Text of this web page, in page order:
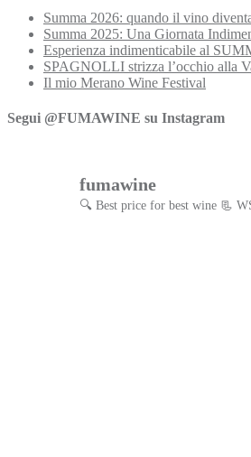
Summa 2026: quando il vino
Summa 2025: Una Giornata
Esperienza indimenticabile al
SPAGNOLLI strizza l’occhio alla
Il mio Merano Wine Festival
Segui @FUMAWINE su Instagram
fumawine
🔍 Best price for best wine 📃